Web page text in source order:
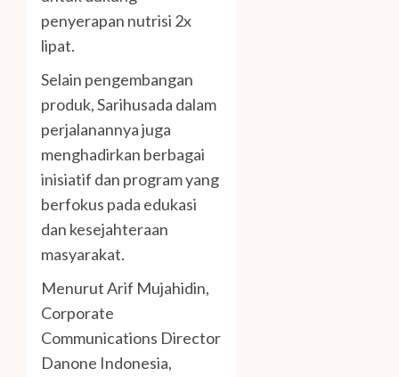
penyerapan nutrisi 2x
lipat.
Selain pengembangan
produk, Sarihusada dalam
perjalanannya juga
menghadirkan berbagai
inisiatif dan program yang
berfokus pada edukasi
dan kesejahteraan
masyarakat.
Menurut Arif Mujahidin,
Corporate
Communications Director
Danone Indonesia,